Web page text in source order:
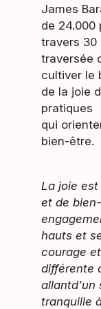
James
de 24.000
travers 30
traversée
cultiver le
de la joie
pratiques
qui
bien-être.
La joie
et de
hauts et
courage
différente
allantd'un
tranquille